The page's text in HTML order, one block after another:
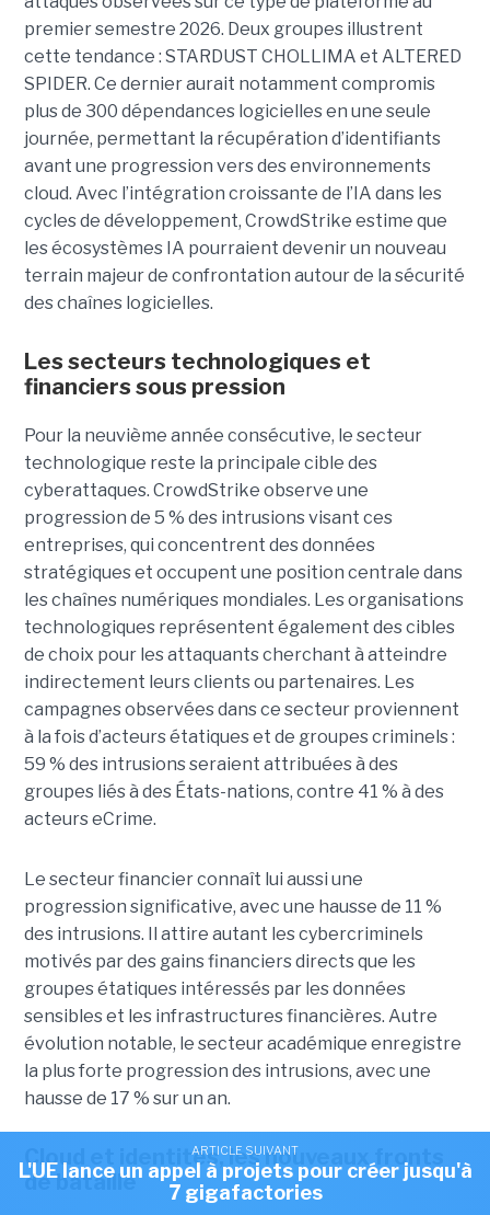
premier semestre 2026. Deux groupes illustrent
cette tendance : STARDUST CHOLLIMA et ALTERED
SPIDER. Ce dernier aurait notamment compromis
plus de 300 dépendances logicielles en une seule
journée, permettant la récupération d’identifiants
avant une progression vers des environnements
cloud. Avec l’intégration croissante de l’IA dans les
cycles de développement, CrowdStrike estime que
les écosystèmes IA pourraient devenir un nouveau
terrain majeur de confrontation autour de la sécurité
des chaînes logicielles.
Les secteurs technologiques et
financiers sous pression
Pour la neuvième année consécutive, le secteur
technologique reste la principale cible des
cyberattaques. CrowdStrike observe une
progression de 5 % des intrusions visant ces
entreprises, qui concentrent des données
stratégiques et occupent une position centrale dans
les chaînes numériques mondiales. Les organisations
technologiques représentent également des cibles
de choix pour les attaquants cherchant à atteindre
indirectement leurs clients ou partenaires. Les
campagnes observées dans ce secteur proviennent
à la fois d’acteurs étatiques et de groupes criminels :
59 % des intrusions seraient attribuées à des
groupes liés à des États-nations, contre 41 % à des
acteurs eCrime.
Le secteur financier connaît lui aussi une
progression significative, avec une hausse de 11 %
des intrusions. Il attire autant les cybercriminels
motivés par des gains financiers directs que les
groupes étatiques intéressés par les données
sensibles et les infrastructures financières. Autre
évolution notable, le secteur académique enregistre
la plus forte progression des intrusions, avec une
hausse de 17 % sur un an.
Cloud et identités, les nouveaux fronts
de bataille
ARTICLE SUIVANT
L'UE lance un appel à projets pour créer jusqu'à
7 gigafactories